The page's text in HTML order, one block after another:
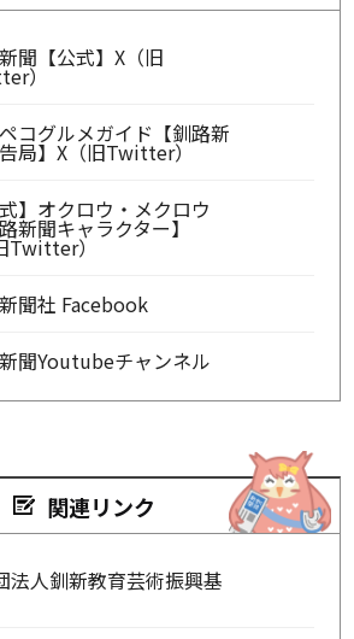
聞【公式】X（旧
）
コグルメガイド【釧路新
局】X（旧Twitter）
式】オクロウ・メクロウ
路新聞キャラクター】
Twitter）
聞社 Facebook
聞Youtubeチャンネル
関連リンク
法人釧新教育芸術振興基